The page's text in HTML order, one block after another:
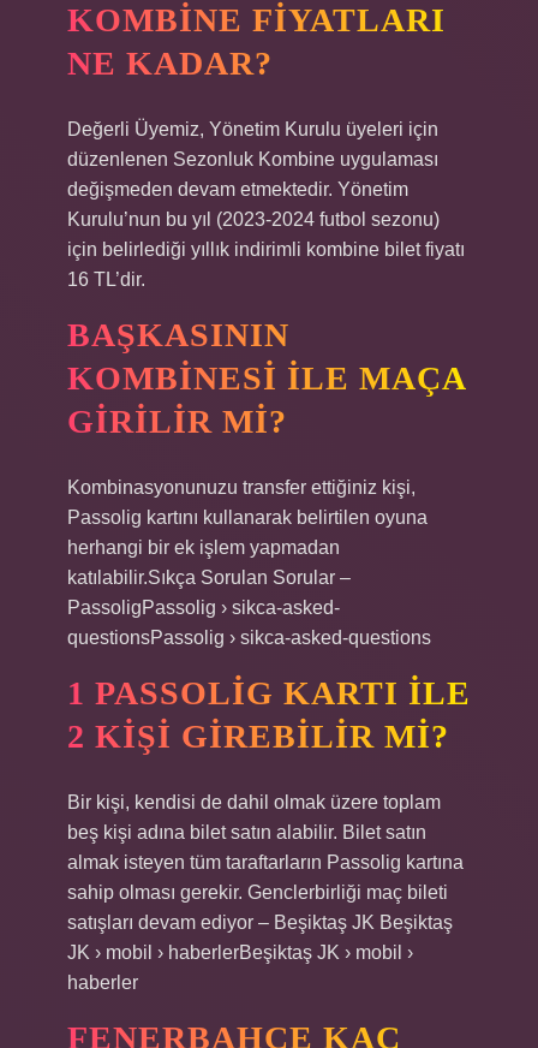
KOMBINE FIYATLARI
NE KADAR?
Değerli Üyemiz, Yönetim Kurulu üyeleri için
düzenlenen Sezonluk Kombine uygulaması
değişmeden devam etmektedir. Yönetim
Kurulu’nun bu yıl (2023-2024 futbol sezonu)
için belirlediği yıllık indirimli kombine bilet fiyatı
16 TL’dir.
BAŞKASININ
KOMBINESI ILE MAÇA
GIRILIR MI?
Kombinasyonunuzu transfer ettiğiniz kişi,
Passolig kartını kullanarak belirtilen oyuna
herhangi bir ek işlem yapmadan
katılabilir.Sıkça Sorulan Sorular –
PassoligPassolig › sikca-asked-
questionsPassolig › sikca-asked-questions
1 PASSOLIG KARTI ILE
2 KIŞI GIREBILIR MI?
Bir kişi, kendisi de dahil olmak üzere toplam
beş kişi adına bilet satın alabilir. Bilet satın
almak isteyen tüm taraftarların Passolig kartına
sahip olması gerekir. Genclerbirliği maç bileti
satışları devam ediyor – Beşiktaş JK Beşiktaş
JK › mobil › haberlerBeşiktaş JK › mobil ›
haberler
FENERBAHÇE KAÇ